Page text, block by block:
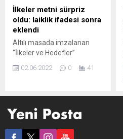
kaldırıldı. üçü de yoğun
bakım ünitesinde, metil alkol
zehirlenmesi teşhisiyle
İlkeler metni sürpriz
oldu: laiklik ifadesi sonra
eklendi
Altılı masada imzalanan
“İlkeler ve Hedefler”
metninin, son anda masanın
gündemine geldiği, laiklikle
partisi liderinin pazar
süren toplantısının
02.06.2022 0 41